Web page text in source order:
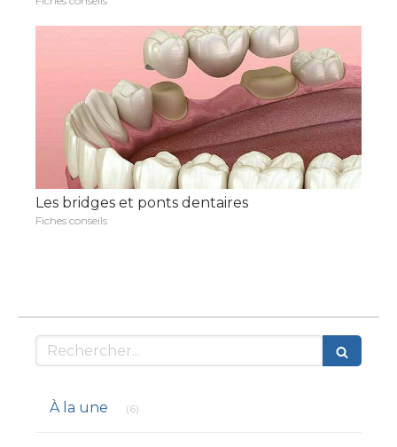
Les bridges et ponts dentaires
Fiches conseils
Rechercher
À la une (6)